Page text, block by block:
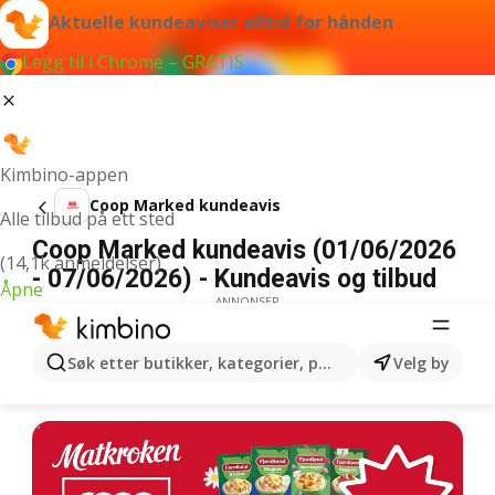
Aktuelle kundeaviser alltid for hånden
Legg til i Chrome – GRATIS
Kimbino-appen
Alle tilbud på ett sted
(14,1k anmeldelser)
Åpne
Søk etter butikker, kategorier, produkter...Velg by
Coop Marked kundeavis
Coop Marked kundeavis (01/06/2026
- 07/06/2026) - Kundeavis og tilbud
ANNONSER